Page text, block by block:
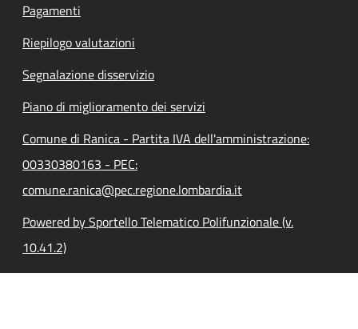
Pagamenti
Riepilogo valutazioni
Segnalazione disservizio
Piano di miglioramento dei servizi
Comune di Ranica - Partita IVA dell'amministrazione:
00330380163 - PEC:
comune.ranica@pec.regione.lombardia.it
Powered by Sportello Telematico Polifunzionale (v.
10.41.2)